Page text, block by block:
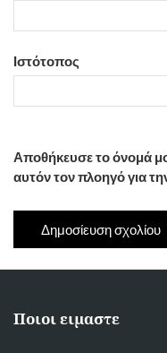
Ιστότοπος
Αποθήκευσε το όνομά
αυτόν τον πλοηγό για
Ποιοι ειμαστε